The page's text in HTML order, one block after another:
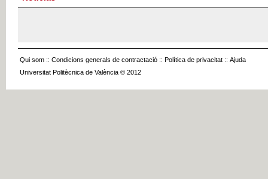
Qui som :: Condicions generals de contractació :: Política de privacitat :: Ajuda
Universitat Politècnica de València © 2012